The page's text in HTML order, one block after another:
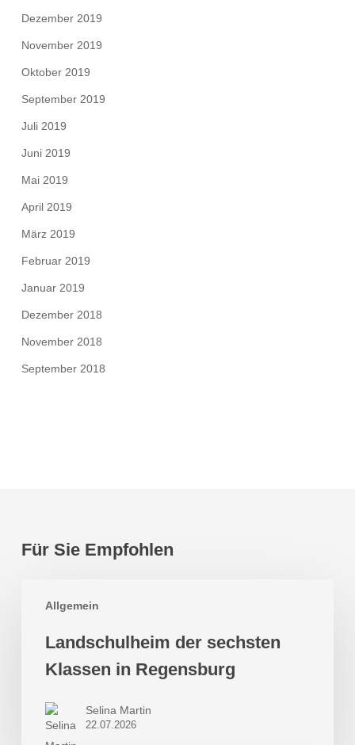
Dezember 2019
November 2019
Oktober 2019
September 2019
Juli 2019
Juni 2019
Mai 2019
April 2019
März 2019
Februar 2019
Januar 2019
Dezember 2018
November 2018
September 2018
Für Sie Empfohlen
Allgemein
KlassenLandschulheim der sechsten
Klassen in Regensburg
Selina Martin
22.07.2026